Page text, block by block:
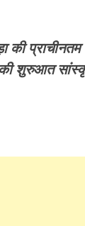
की
की शुरुआत